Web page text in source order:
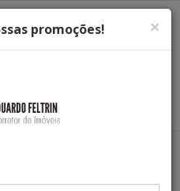
MenuMenu Principal×
promoções!